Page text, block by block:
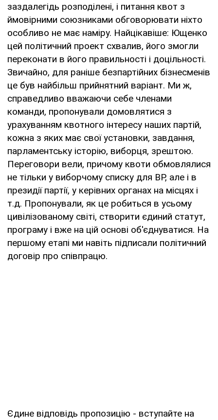
заздалегідь розподілені, і питання квот з
ймовірними союзниками обговорювати ніхто
особливо не має наміру. Найцікавіше: Ющенко
цей політичний проект схвалив, його змогли
переконати в його правильності і доцільності.
Звичайно, для раніше безпартійних бізнесменів
це був найбільш прийнятний варіант. Ми ж,
справедливо вважаючи себе членами
команди, пропонували домовлятися з
урахуванням квотного інтересу наших партій,
кожна з яких має свої установки, завдання,
парламентську історію, виборця, зрештою.
Переговори вели, причому квоти обмовлялися
не тільки у виборчому списку для ВР, але і в
президії партії, у керівних органах на місцях і
т.д. Пропонували, як це робиться в усьому
цивілізованому світі, створити єдиний статут,
програму і вже на цій основі об'єднуватися. На
першому етапі ми навіть підписали політичний
договір про співпрацю.
Єдине відповідь пропозицію - вступайте на